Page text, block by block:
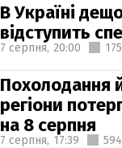
В Україні
відступить
7 серпня, 20:00
Похолодання
регіони
на 8 серпня
7 серпня, 17:39 594